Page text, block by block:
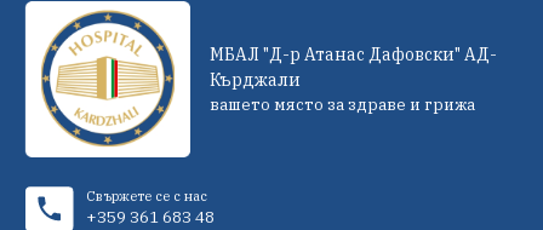
МБАЛ "Д-р Атанас Дафовски" АД-
Кърджали
вашето място за здраве и грижа
Свържете се с нас
+359 361 683 48